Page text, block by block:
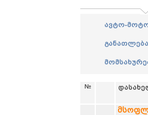
ავტო-
განათლება
№